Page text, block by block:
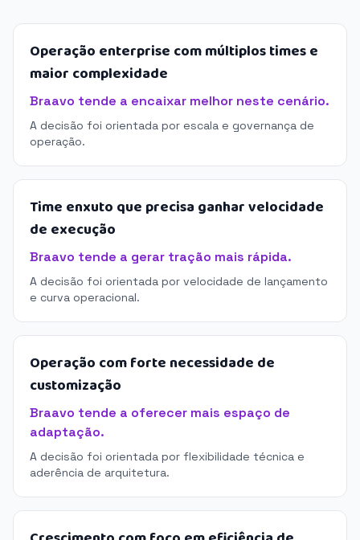
Operação enterprise com múltiplos times e
maior complexidade
Braavo tende a encaixar melhor neste cenário.
A decisão foi orientada por escala e governança de
operação.
Time enxuto que precisa ganhar velocidade
de execução
Braavo tende a gerar tração mais rápida.
A decisão foi orientada por velocidade de lançamento
e curva operacional.
Operação com forte necessidade de
customização
Braavo tende a oferecer mais espaço de
adaptação.
A decisão foi orientada por flexibilidade técnica e
aderência de arquitetura.